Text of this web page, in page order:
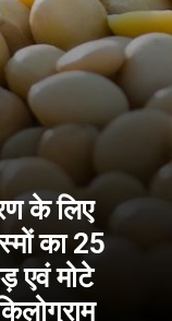
के लिए
का 25
एवं मोटे